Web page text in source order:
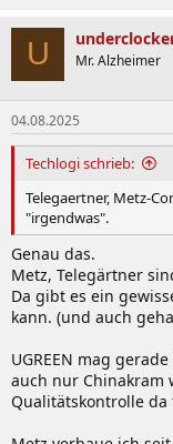
U Mr. Alzheimer
04.08.2025
Techlogi schrieb:
Telegaertner, Metz-
"irgendwas".
Genau das.
Metz, Telegärtner
Da gibt es ein
kann. (und auch
UGREEN mag
auch nur Chinakram
Qualitätskontrolle da